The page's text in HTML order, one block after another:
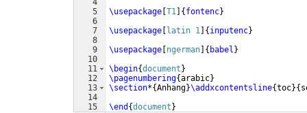
4
5
6
7
8
9
10
11
12
13
14
15
\usepackage T1 { fontenc}
\usepackage
latin 1 { inputenc}
\usepackage ngerman { babel }
\begin{document }
\pagenumbering{arabic}
\section*{Anhang}\addxcontentsline{toc}{
\end {document }